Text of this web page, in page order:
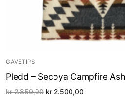
GAVETIPS
Pledd – Secoya Campfire Ash
kr2.850,00 Opprinnelig
kr 2.500,00